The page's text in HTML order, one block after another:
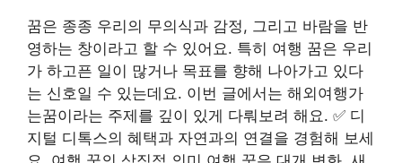
꿈은 종종 우리의 무의식과 감정, 그리고 바람을 반
영하는 창이라고 할 수 있어요. 특히 여행 꿈은 우리
가 하고픈 일이 많거나 목표를 향해 나아가고 있다
는 신호일 수 있는데요. 이번 글에서는 해외여행가
는꿈이라는 주제를 깊이 있게 다뤄보려 해요. ✅ 디
지털 디톡스의 혜택과 자연과의 연결을 경험해 보세